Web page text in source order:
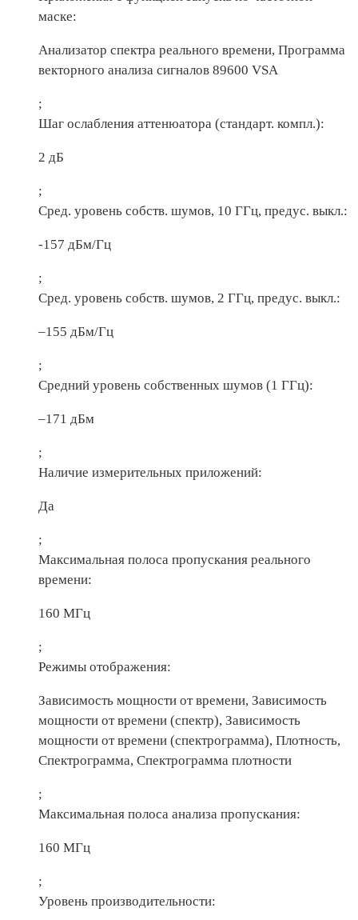
маске:
Анализатор спектра реального времени, Программа
векторного анализа сигналов 89600 VSA
;
Шаг ослабления аттенюатора (стандарт. компл.):
2 дБ
;
Сред. уровень собств. шумов, 10 ГГц, предус. выкл.:
-157 дБм/Гц
;
Сред. уровень собств. шумов, 2 ГГц, предус. выкл.:
–155 дБм/Гц
;
Средний уровень собственных шумов (1 ГГц):
–171 дБм
;
Наличие измерительных приложений:
Да
;
Максимальная полоса пропускания реального
времени:
160 МГц
;
Режимы отображения:
Зависимость мощности от времени, Зависимость
мощности от времени (спектр), Зависимость
мощности от времени (спектрограмма), Плотность,
Спектрограмма, Спектрограмма плотности
;
Максимальная полоса анализа пропускания:
160 МГц
;
Уровень производительности: